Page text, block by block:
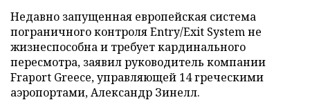
Недавно запущенная европейская система
пограничного контроля Entry/Exit System не
жизнеспособна и требует кардинального
пересмотра, заявил руководитель компании
Fraport Greece, управляющей 14 греческими
аэропортами, Александр Зинелл.